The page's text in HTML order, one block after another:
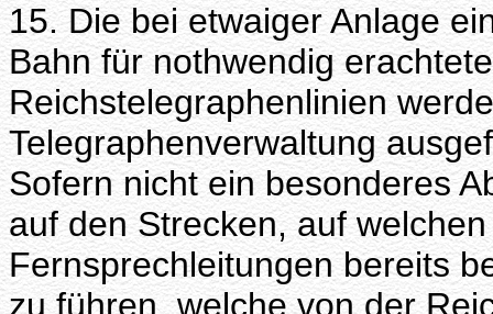
15. Die bei etwaiger Anlage
Bahn für nothwendig
Reichstelegraphenlinien
Telegraphenverwaltung
Sofern nicht ein besonderes
auf den Strecken, auf
Fernsprechleitungen bereits
zu führen, welche von der